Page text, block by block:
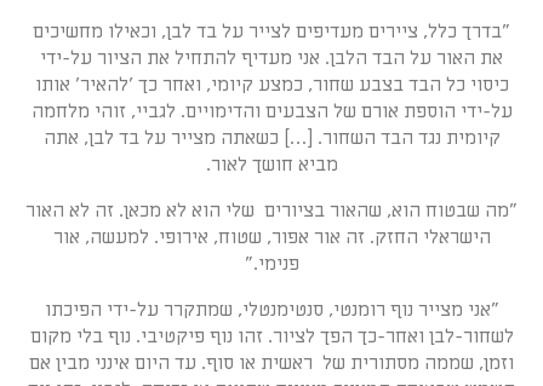
"בדרך כלל, ציירים מעדיפים לצייר על בד לבן, וכאילו מחשיכים
את האור על הבד הלבן. אני מעדיף להתחיל את הציור על-ידי
כיסוי כל הבד בצבע שחור, כמצע קיומי, ואחר כך 'להאיר' אותו
על-ידי הוספת אורם של הצבעים והדימויים. לגביי, זוהי מלחמה
קיומית נגד הבד השחור. […] כשאתה מצייר על בד לבן, אתה
מביא חושך לאור.
"מה שבטוח הוא, שהאור בציורים שלי הוא לא מכאן. זה לא האור
הישראלי החזק. זה אור אפור, שטוח, אירופי. למעשה, אור
פנימי."
"אני מצייר נוף רומנטי, סנטימנטלי, שמתקרר על-ידי הפיכתו
לשחור-לבן ואחר-כך הפך לציור. זהו נוף פיקטיבי. נוף בלי מקום
וזמן, שממה מסתורית של ראשית או סוף. עד היום אינני מבין אם